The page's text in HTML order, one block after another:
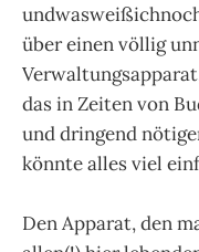
über einen völlig
das in Zeiten von
und dringend
könnte alles viel
Den Apparat, den